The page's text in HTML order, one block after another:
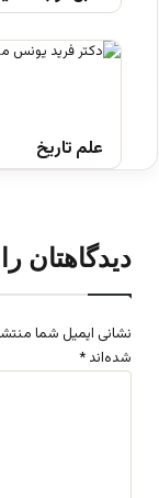
علم تاریخ
دیدگاهتان
نشانی ایمیل شما
شده‌اند *